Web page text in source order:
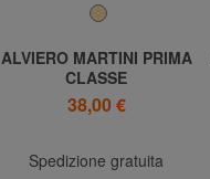
ALVIERO MARTINI PRIMA
CLASSE
Portachiavi Macchinina
Stampa Geo
38,00 €
Spedizione gratuita